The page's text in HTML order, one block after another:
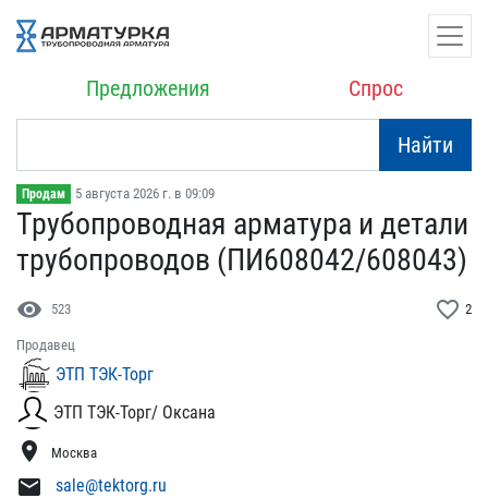
Предложения Спрос
Найти
Продам 5 августа 2026 г. в 09:09
Трубопроводная арматура ​и детали
трубопроводов (​ПИ608042/608043)
visibility 523 favorite_border 2
Продавец
ЭТП ТЭК-Торг
ЭТП ТЭК-Торг/ Оксана
location_on Москва
mail sale@tektorg.ru